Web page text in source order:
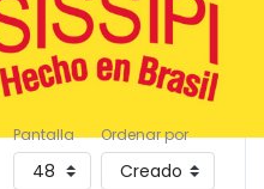
Pantalla Ordenar por